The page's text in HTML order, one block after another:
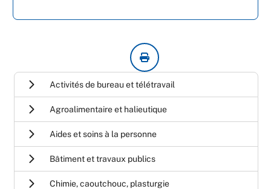
Activités de bureau et télétravail
Agroalimentaire et halieutique
Aides et soins à la personne
Bâtiment et travaux publics
Chimie, caoutchouc, plasturgie